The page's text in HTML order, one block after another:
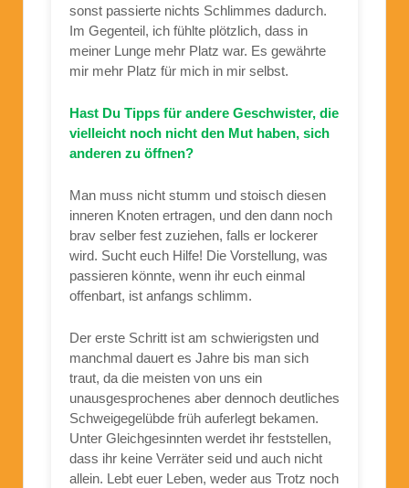
sonst passierte nichts Schlimmes dadurch.
Im Gegenteil, ich fühlte plötzlich, dass in
meiner Lunge mehr Platz war. Es gewährte
mir mehr Platz für mich in mir selbst.
Hast Du Tipps für andere Geschwister, die
vielleicht noch nicht den Mut haben, sich
anderen zu öffnen?
Man muss nicht stumm und stoisch diesen
inneren Knoten ertragen, und den dann noch
brav selber fest zuziehen, falls er lockerer
wird. Sucht euch Hilfe! Die Vorstellung, was
passieren könnte, wenn ihr euch einmal
offenbart, ist anfangs schlimm.
Der erste Schritt ist am schwierigsten und
manchmal dauert es Jahre bis man sich
traut, da die meisten von uns ein
unausgesprochenes aber dennoch deutliches
Schweigegelübde früh auferlegt bekamen.
Unter Gleichgesinnten werdet ihr feststellen,
dass ihr keine Verräter seid und auch nicht
allein. Lebt euer Leben, weder aus Trotz noch